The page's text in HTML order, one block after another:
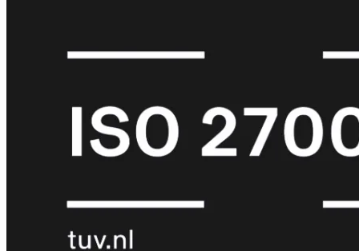
50GFortiWiFi
61F
FortiWiFi
70G FortiWiFi
81F
Licentie